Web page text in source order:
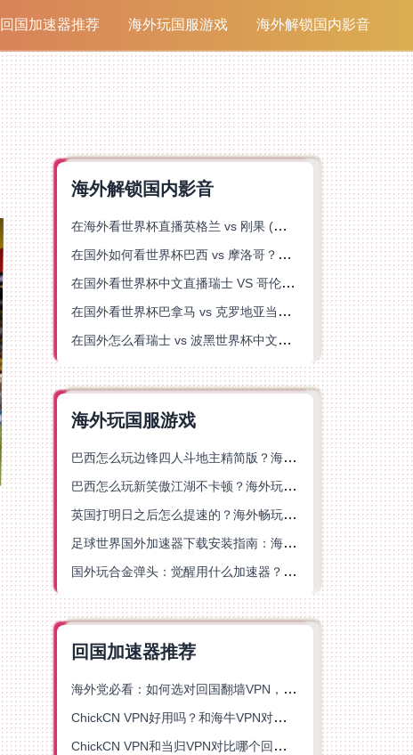
回国加速器推荐 海外玩国服游戏 海外解锁国内影音
海外解锁国内影音
在海外看世界杯直播英格兰 vs 刚果 (金)当前地区不可播放？这篇指南帮你突破所有限制
在国外如何看世界杯巴西 vs 摩洛哥？海外党专属体育观赛指南来了
在国外看世界杯中文直播瑞士 VS 哥伦比亚当前地区不可播放？这篇指南帮你搞定
在国外看世界杯巴拿马 vs 克罗地亚当前地区不可播放？这篇指南帮你轻松解决海外体育直播难题
在国外怎么看瑞士 vs 波黑世界杯中文解说？这篇指南帮你搞定所有地区限制问题
海外玩国服游戏
巴西怎么玩边锋四人斗地主精简版？海外游戏党的加速器终极选择
巴西怎么玩新笑傲江湖不卡顿？海外玩家国服游戏加速终极指南（附猫和老鼠一梦江湖实测）
英国打明日之后怎么提速的？海外畅玩国服游戏终极指南
足球世界国外加速器下载安装指南：海外党畅玩国服游戏的终极解决方案
国外玩合金弹头：觉醒用什么加速器？一份写给海外游子的畅玩指南
回国加速器推荐
海外党必看：如何选对回国翻墙VPN，无缝解锁国内资源？
ChickCN VPN好用吗？和海牛VPN对比哪个回国效果更好？
ChickCN VPN和当归VPN对比哪个回国效果更好？海外党亲测后选了它